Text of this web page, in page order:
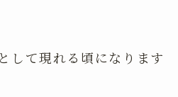
して現れる頃になります